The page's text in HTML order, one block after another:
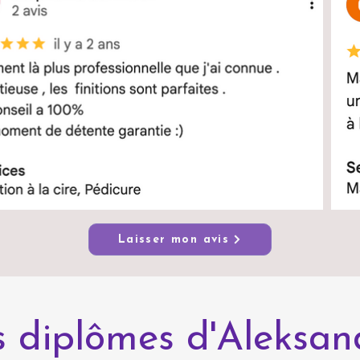
Laisser mon avis
diplômes